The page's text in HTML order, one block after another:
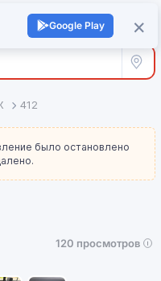
Войти +
Все
412
было остановлено
120 просмотров
×
Google Play